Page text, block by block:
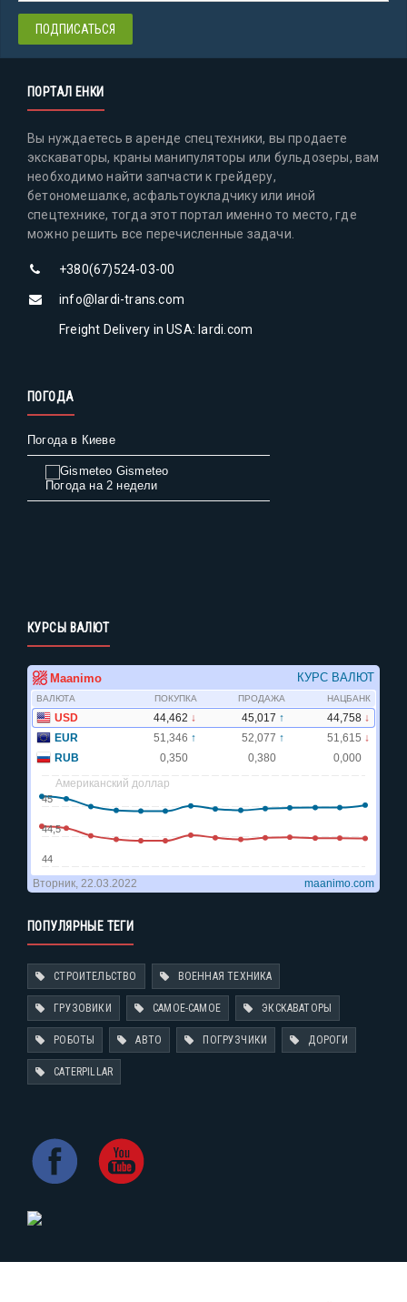
ПОРТАЛ ЕНКИ
Вы нуждаетесь в аренде спецтехники, вы продаете
экскаваторы, краны манипуляторы или бульдозеры, вам
необходимо найти запчасти к грейдеру,
бетономешалке, асфальтоукладчику или иной
спецтехнике, тогда этот портал именно то место, где
можно решить все перечисленные задачи.
+380(67)524-03-00
info@lardi-trans.com
Freight Delivery in USA: lardi.com
ПОГОДА
Погода в Киеве
Gismeteo
Погода на 2 недели
КУРСЫ ВАЛЮТ
ПОПУЛЯРНЫЕ ТЕГИ
СТРОИТЕЛЬСТВО ВОЕННАЯ ТЕХНИКА
ГРУЗОВИКИ САМОЕ-САМОЕ ЭКСКАВАТОРЫ
РОБОТЫ АВТО ПОГРУЗЧИКИ ДОРОГИ
CATERPILLAR